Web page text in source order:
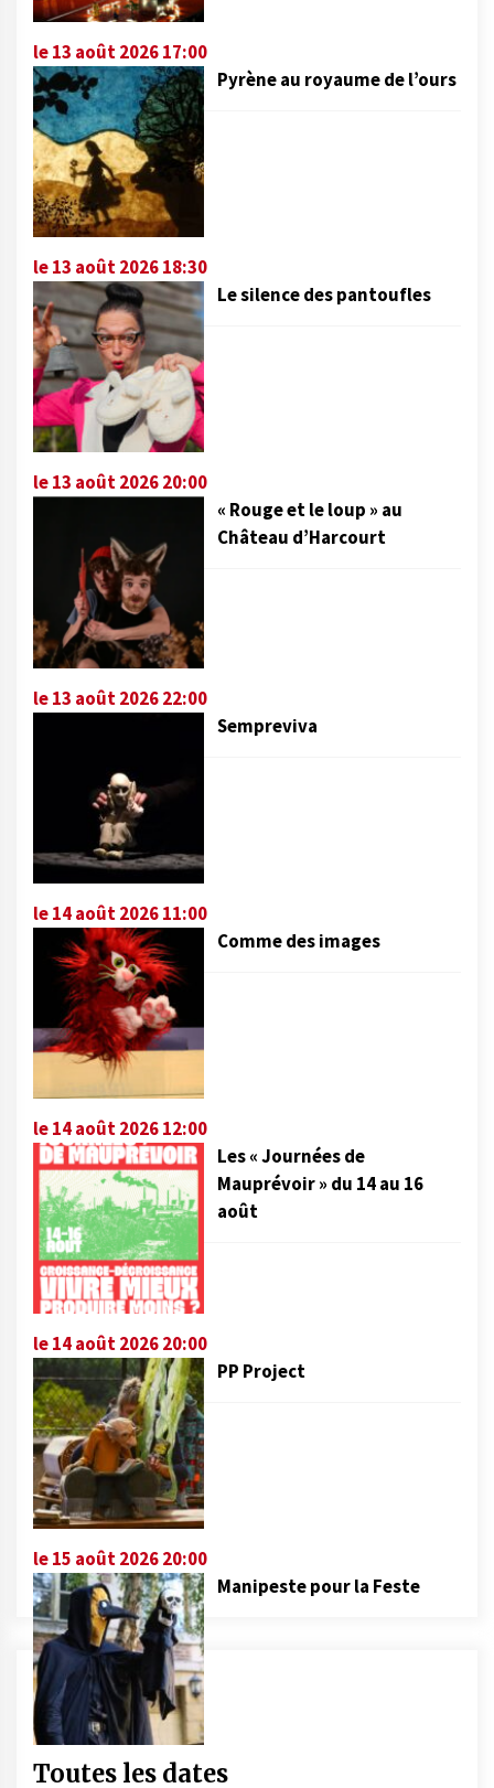
le 13 août 2026 17:00
Pyrène au royaume de l’ours
le 13 août 2026 18:30
Le silence des pantoufles
le 13 août 2026 20:00
« Rouge et le loup » au
Château d’Harcourt
le 13 août 2026 22:00
Sempreviva
le 14 août 2026 11:00
Comme des images
le 14 août 2026 12:00
Les « Journées de
Mauprévoir » du 14 au 16
août
le 14 août 2026 20:00
PP Project
le 15 août 2026 20:00
Manipeste pour la Feste
Toutes les dates